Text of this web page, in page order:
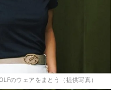
のウェアをまとう（提供写真）